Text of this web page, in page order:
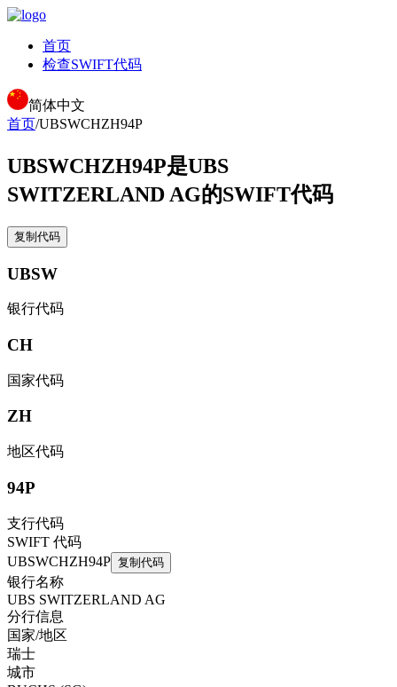
首页
检查SWIFT代码
简体中文
首页/UBSWCHZH94P
UBSWCHZH94P是UBS
SWITZERLAND AG的SWIFT代码
复制代码
UBSW
银行代码
CH
国家代码
ZH
地区代码
94P
支行代码
SWIFT 代码
UBSWCHZH94P 复制代码
银行名称
UBS SWITZERLAND AG
分行信息
国家/地区
瑞士
城市